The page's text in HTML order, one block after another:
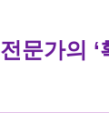
문가의 ‘